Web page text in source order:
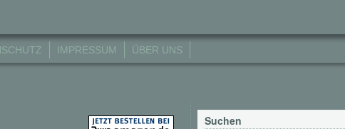
IMPRESSUM ÜBER UNS
Suchen